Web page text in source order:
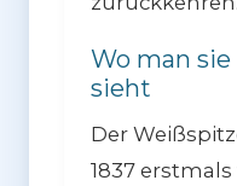
Wo man
sieht
Der
1837